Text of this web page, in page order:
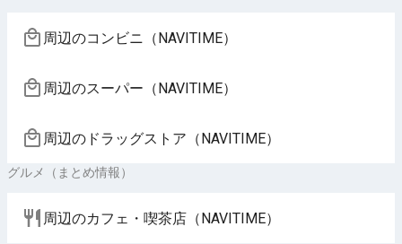
周辺のコンビニ（NAVITIME）
周辺のスーパー（NAVITIME）
周辺のドラッグストア（NAVITIME）
グルメ（まとめ情報）
周辺のカフェ・喫茶店（NAVITIME）